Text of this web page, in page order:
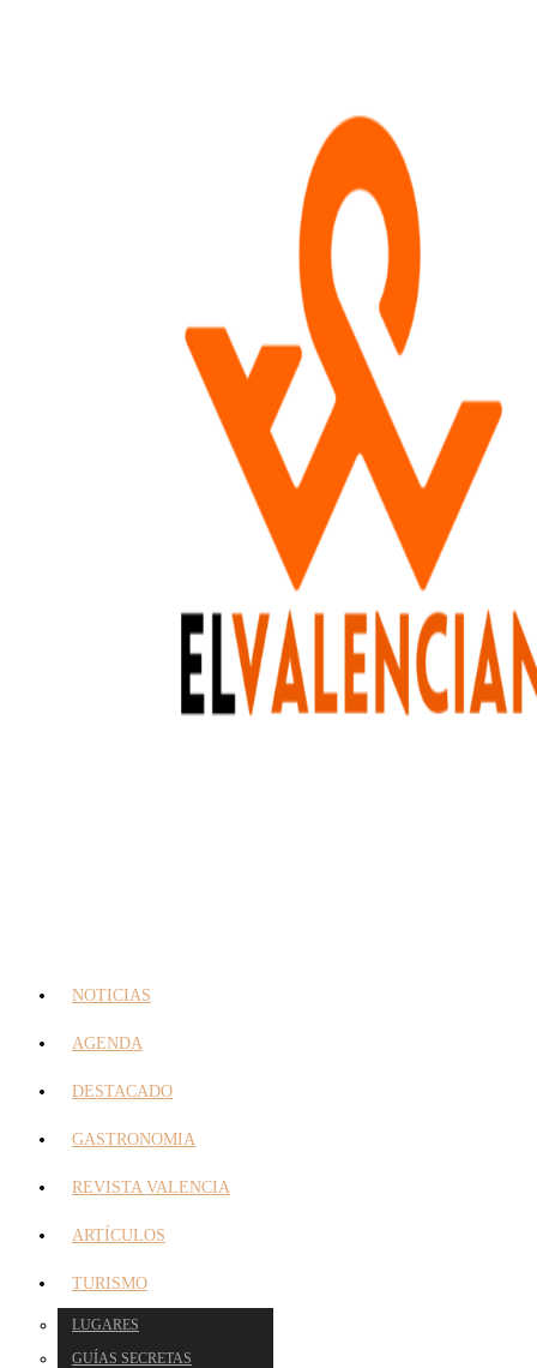
NOTICIAS
AGENDA
DESTACADO
GASTRONOMIA
REVISTA VALENCIA
ARTÍCULOS
TURISMO
LUGARES
GUÍAS SECRETAS